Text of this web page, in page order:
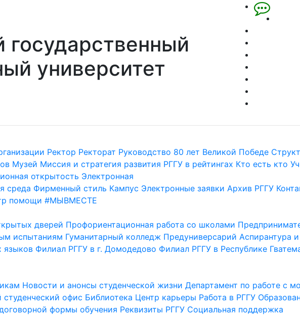
государственный
университет
Ректор Ректорат Руководство 80 лет Великой Победе
Музей Миссия и стратегия развития РГГУ в рейтингах Кто есть кто
открытость Электронная
среда Фирменный стиль Кампус Электронные заявки Архив РГГУ
помощи #МЫВМЕСТЕ
дверей Профориентационная работа со школами
испытаниям Гуманитарный колледж Предуниверсарий Аспирантура
языков Филиал РГГУ в г. Домодедово Филиал РГГУ в Республике
Новости и анонсы студенческой жизни Департамент по работе с
офис Библиотека Центр карьеры Работа в РГГУ
формы обучения Реквизиты РГГУ Социальная поддержка